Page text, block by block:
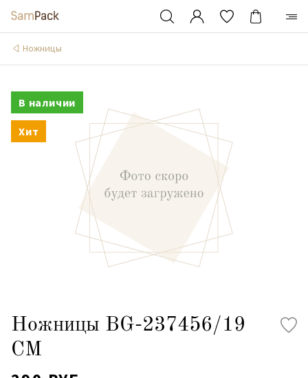
Ножницы
В наличии
Хит
Ножницы BG-237456/19
СМ